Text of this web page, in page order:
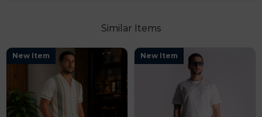
Similar Items
New Item New Item